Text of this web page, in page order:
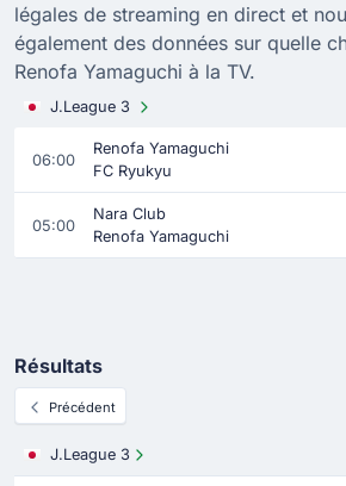
légales de streaming en direct et
également des données sur quelle
Renofa Yamaguchi à la TV.
J.League 3
06:00
Renofa Yamaguchi
FC Ryukyu
05:00
Nara Club
Renofa Yamaguchi
Résultats
Précédent
J.League 3